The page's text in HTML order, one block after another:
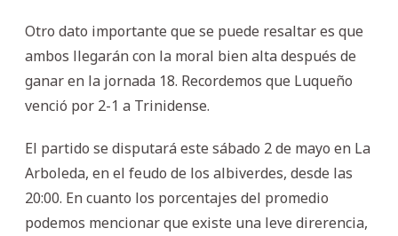
Otro dato importante que se puede resaltar es que
ambos llegarán con la moral bien alta después de
ganar en la jornada 18. Recordemos que Luqueño
venció por 2-1 a Trinidense.
El partido se disputará este sábado 2 de mayo en La
Arboleda, en el feudo de los albiverdes, desde las
20:00. En cuanto los porcentajes del promedio
podemos mencionar que existe una leve direrencia,